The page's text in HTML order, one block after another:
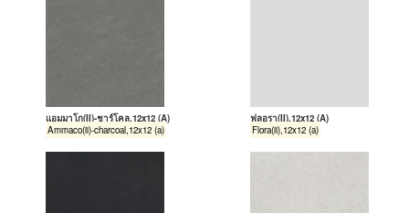
แอมมาโก(II)-ชาร์โคล,12x12 (A)
Ammaco(ii)-charcoal,12x12 (a)
ฟลอรา(II),12x12 (A)
Flora(ii),12x12 (a)